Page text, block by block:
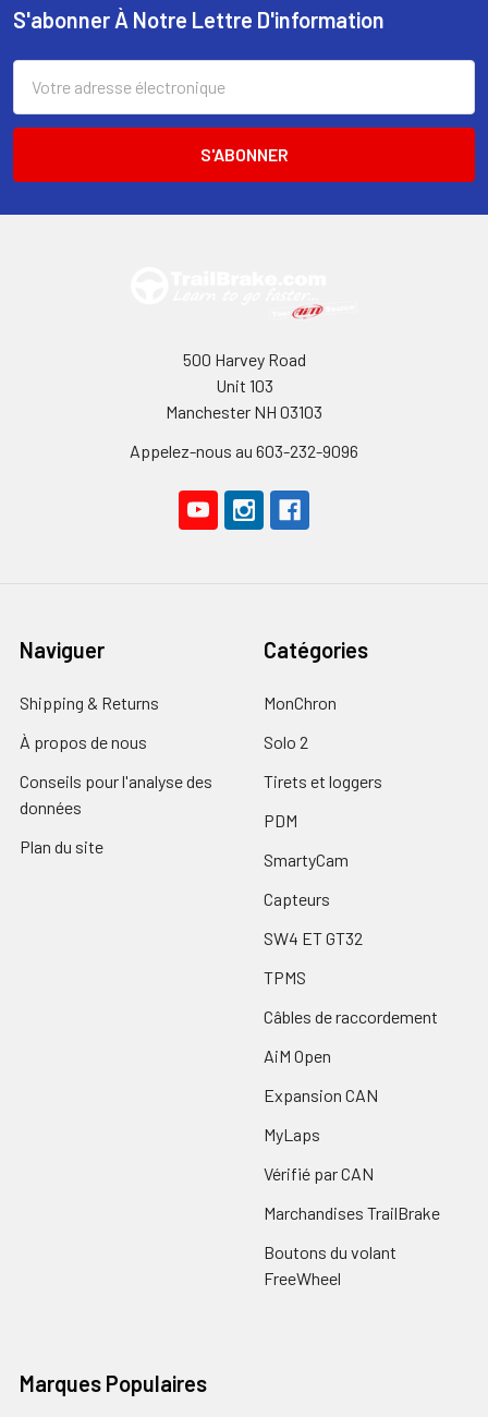
Pied
de
page
S'abonner À Notre Lettre D'information
électronique
500 Harvey Road
Unit 103
Manchester NH 03103
Appelez-nous au 603-232-9096
Naviguer
Shipping & Returns
À propos de nous
Conseils pour l'analyse des
données
Plan du site
Catégories
MonChron
Solo 2
Tirets et loggers
PDM
SmartyCam
Capteurs
SW4 ET GT32
TPMS
Câbles de raccordement
AiM Open
Expansion CAN
MyLaps
Vérifié par CAN
Marchandises TrailBrake
Boutons du volant
FreeWheel
Marques Populaires